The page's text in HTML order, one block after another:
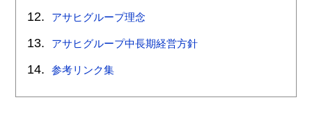
アサヒグループ理念
アサヒグループ中長期経営方針
参考リンク集